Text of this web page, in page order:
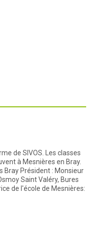
de SIVOS. Les classes
à Mesnières en Bray.
Bray Président : Monsieur
Saint Valéry, Bures
de l'école de Mesnières: